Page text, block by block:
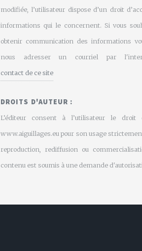
modifiée, l’utilisateur dispose d’un droit
informations qui le concernent. Si vous
obtenir communication des informations
nous adresser un courriel par
contact de ce site
DROITS D'AUTEUR :
L’éditeur consent à l’utilisateur le
www.aiguillages.eu pour son usage
reproduction, rediffusion ou
contenu est soumis à une demande